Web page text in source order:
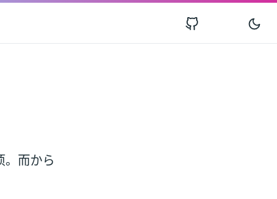
。而から